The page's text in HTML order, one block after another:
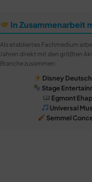
In Zusammenarbeit
Als etabliertes Fachmedium
Jahren direkt mit den größten
Branche zusammen:
Disney
Stage
Egmont
Universal
Semmel